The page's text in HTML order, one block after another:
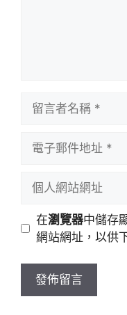
址
站
址
在瀏覽器中儲存
網站網址，以供